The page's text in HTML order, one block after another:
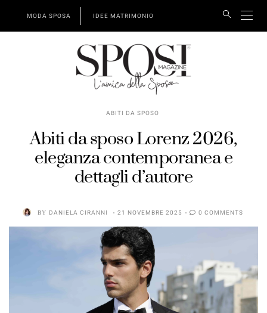
MODA SPOSA IDEE MATRIMONIO
ABITI DA SPOSO
Abiti da sposo Lorenz 2026,
eleganza contemporanea e
dettagli d’autore
BY DANIELA CIRANNI 21 NOVEMBRE 2025 0 COMMENTS